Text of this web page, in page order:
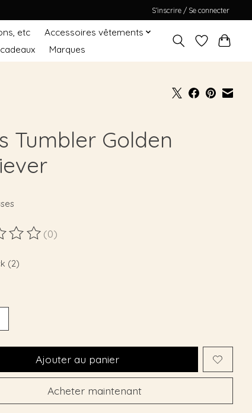
S’inscrire / Se connecter
etc
Accessoires vêtements
Marques
Tumbler Golden
est évalué à
(0)
(2)
Ajouter au panier
Acheter maintenant